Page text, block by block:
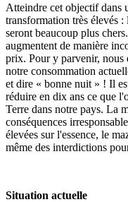
Atteindre cet objectif dans
transformation très élevés
seront beaucoup plus
augmentent de manière
prix. Pour y parvenir, nous
notre consommation
et dire « bonne nuit » ! Il
réduire en dix ans ce que
Terre dans notre pays. La
conséquences
élevées sur l'essence, le
même des interdictions
Situation actuelle